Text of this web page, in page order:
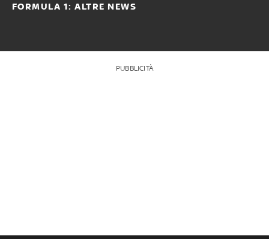
FORMULA 1: ALTRE NEWS
PUBBLICITÀ